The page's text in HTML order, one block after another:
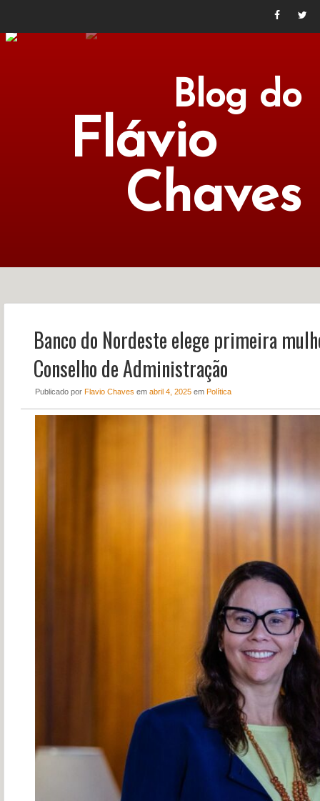
Blog do
Flávio
Chaves
NOTÍCIAS PERFIL
Banco do Nordeste elege primeira
Conselho de Administração
Publicado por Flavio Chaves em abril 4, 2025em Política